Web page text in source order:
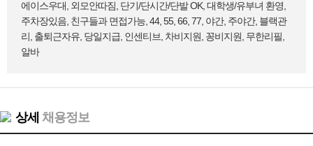
에이스우대, 외모안따짐, 단기/단시간/단발 OK, 대학생/유부녀 환영,
주차장있음, 친구들과 면접가능, 44, 55, 66, 77, 야간, 주야간, 블랙관
리, 출퇴근자유, 당일지급, 인센티브, 차비지원, 꽁비지원, 무한리필,
알바
상세 채용정보